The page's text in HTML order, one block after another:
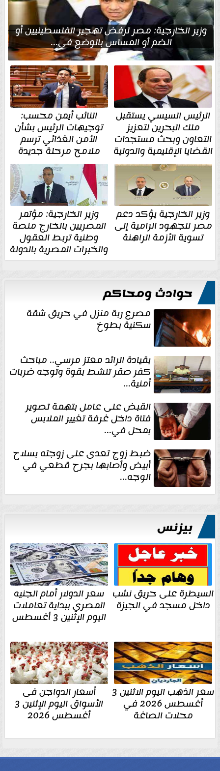
وزير الخارجية: مصر ترفض تهجير الفلسطينيين أو
الضم أو المساس بالوضع في...
الرئيس السيسي يستقبل
ملك البحرين لتعزيز
التعاون وبحث مستجدات
القضايا الإقليمية والدولية
النائب أيمن محسب:
توجيهات الرئيس بشأن
الأمن الغذائي ترسم
ملامح مرحلة جديدة
وزير الخارجية يؤكد دعم
مصر للجهود الرامية إلى
تسوية الأزمة الراهنة
وزير الخارجية: مؤتمر
المصريين بالخارج منصة
وطنية تربط العقول
والخبرات المصرية بالدولة
حوادث ومحاكم
مصرع ربة منزل في حريق شقة
سكنية بطوخ
بقيادة الرائد معتز مرسي.. مباحث
كفر صقر تنشط بقوة وتوجه ضربات
أمنية...
القبض على عامل بتهمة تصوير
فتاة داخل غرفة تغيير الملابس
بمحل في...
ضبط زوج تعدى على زوجته بسلاح
أبيض وأصابها بجرح قطعي في
الوجه...
بيزنس
السيطرة على حريق نشب
داخل مسجد في الجيزة
سعر الدولار أمام الجنيه
المصري ببداية تعاملات
اليوم الإثنين 3 أغسطس
سعر الذهب اليوم الاثنين 3
أغسطس 2026 في
محلات الصاغة
أسعار الدواجن فى
الأسواق اليوم الإثنين 3
أغسطس 2026